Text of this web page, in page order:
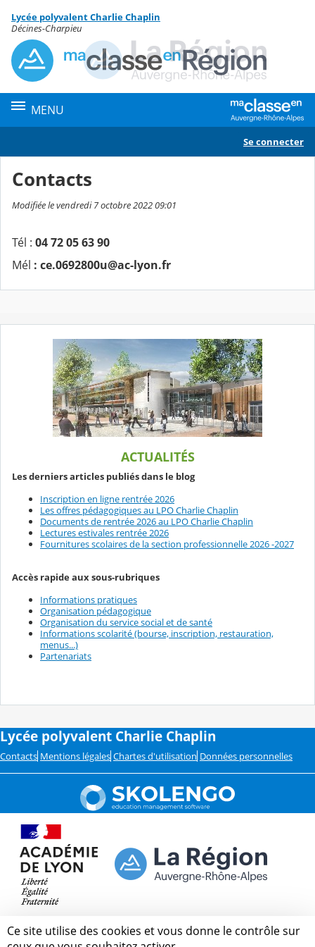
Contenu
Lycée polyvalent Charlie Chaplin
Décines-Charpieu
MENU
Se connecter
Contacts
Modifiée le vendredi 7 octobre 2022 09:01
Tél : 04 72 05 63 90
Mél : ce.0692800u@ac-lyon.fr
ACTUALITÉS
Les derniers articles publiés dans le blog
Inscription en ligne rentrée 2026
Les offres pédagogiques au LPO Charlie Chaplin
Documents de rentrée 2026 au LPO Charlie Chaplin
Lectures estivales rentrée 2026
Fournitures scolaires de la section professionnelle 2026 -2027
Accès rapide aux sous-rubriques
Informations pratiques
Organisation pédagogique
Organisation du service social et de santé
Informations scolarité (bourse, inscription, restauration,
menus...)
Partenariats
Lycée polyvalent Charlie Chaplin
Contacts Mentions légales Chartes d'utilisation Données personnelles
Ce site utilise des cookies et vous donne le contrôle sur